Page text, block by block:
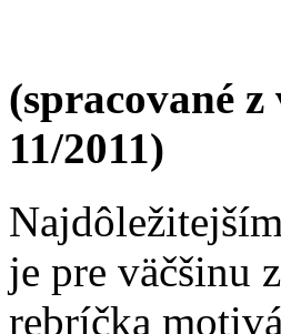
(spracované
11/2011)
je pre väčšinu
rebríčka